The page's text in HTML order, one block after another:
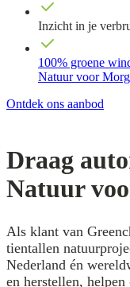
Inzicht in je
100% groene
Natuur voor
Ontdek ons aanbod
Draag
Natuur
Als klant van
tientallen
Nederland én
en herstellen,